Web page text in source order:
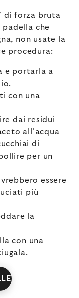
di forza bruta
che
non usate la
procedura:
e portarla a
con una
dai residui
all'acqua
di
per un
essere
più
la
con una